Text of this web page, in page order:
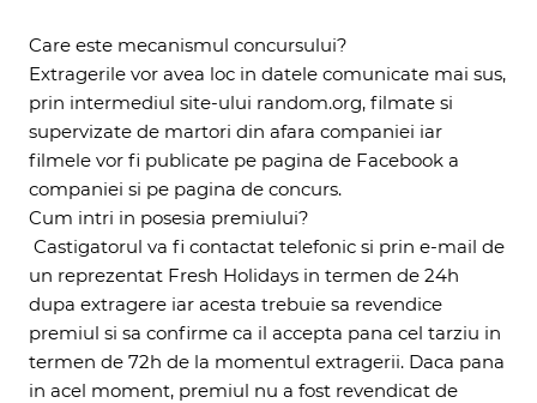
Care este mecanismul concursului?
Extragerile vor avea loc in datele comunicate mai sus,
prin intermediul site-ului random.org, filmate si
supervizate de martori din afara companiei iar
filmele vor fi publicate pe pagina de Facebook a
companiei si pe pagina de concurs.
Cum intri in posesia premiului?
Castigatorul va fi contactat telefonic si prin e-mail de
un reprezentat Fresh Holidays in termen de 24h
dupa extragere iar acesta trebuie sa revendice
premiul si sa confirme ca il accepta pana cel tarziu in
termen de 72h de la momentul extragerii. Daca pana
in acel moment, premiul nu a fost revendicat de